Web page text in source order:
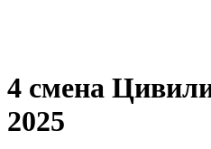
4 смена
2025